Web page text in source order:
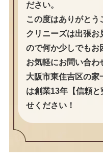
ださい。
この度はありがとう
クリニーズは出張お
ので何か少しでもお
お気軽にお問い合わ
大阪市東住吉区の家
は創業13年【信頼
せください！